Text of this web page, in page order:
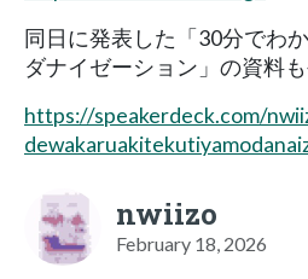
同日に発表した「30分でわ
ダナイゼーション」の資料も
https://speakerdeck.com/
nwiizo
February 18, 2026